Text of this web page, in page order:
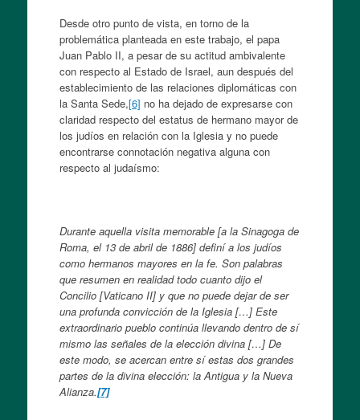
Desde otro punto de vista, en torno de la
problemática planteada en este trabajo, el papa
Juan Pablo II, a pesar de su actitud ambivalente
con respecto al Estado de Israel, aun después del
establecimiento de las relaciones diplomáticas con
la Santa Sede,[6] no ha dejado de expresarse con
claridad respecto del estatus de hermano mayor de
los judíos en relación con la Iglesia y no puede
encontrarse connotación negativa alguna con
respecto al judaísmo:
Durante aquella visita memorable [a la Sinagoga de
Roma, el 13 de abril de 1886] definí a los judíos
como hermanos mayores en la fe. Son palabras
que resumen en realidad todo cuanto dijo el
Concilio [Vaticano II] y que no puede dejar de ser
una profunda convicción de la Iglesia […] Este
extraordinario pueblo continúa llevando dentro de sí
mismo las señales de la elección divina […] De
este modo, se acercan entre sí estas dos grandes
partes de la divina elección: la Antigua y la Nueva
Alianza.[7]